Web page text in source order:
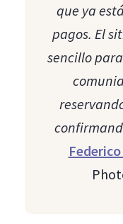
que ya
pagos. El
sencillo